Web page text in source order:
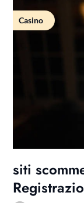
Casino
siti